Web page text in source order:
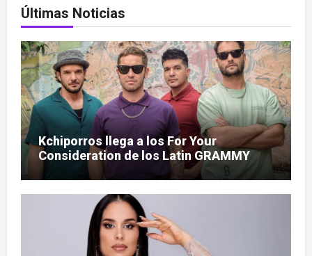
Últimas Noticias
Kchiporros llega a los For Your
Consideration de los Latin GRAMMY